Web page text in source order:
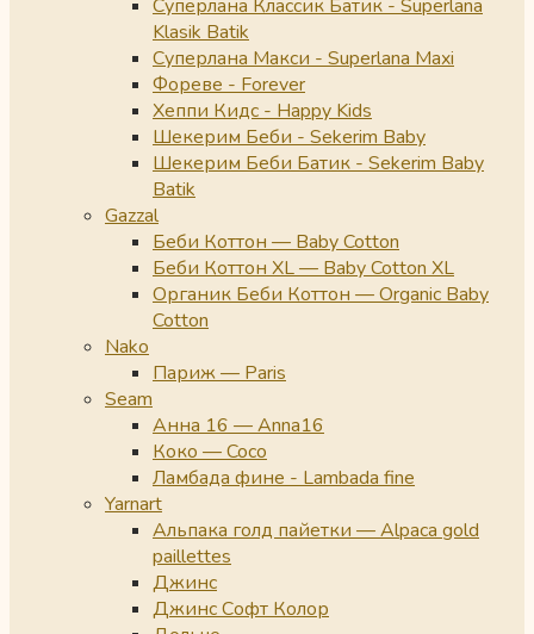
Суперлана Классик Батик - Superlana
Klasik Batik
Суперлана Макси - Superlana Maxi
Фореве - Forever
Хеппи Кидс - Happy Kids
Шекерим Беби - Sekerim Baby
Шекерим Беби Батик - Sekerim Baby
Batik
Gazzal
Беби Коттон — Baby Cotton
Беби Коттон XL — Baby Cotton XL
Органик Беби Коттон — Organic Baby
Cotton
Nako
Париж — Paris
Seam
Анна 16 — Anna16
Коко — Coco
Ламбада фине - Lambada fine
Yarnart
Альпака голд пайетки — Alpaca gold
paillettes
Джинс
Джинс Софт Колор